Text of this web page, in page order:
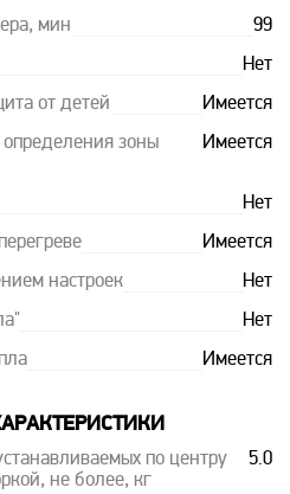
мин 99
Нет
от детей Имеется
зоны
Имеется
Нет
Имеется
настроек Нет
Нет
Имеется
по центру
не более, кг
5.0